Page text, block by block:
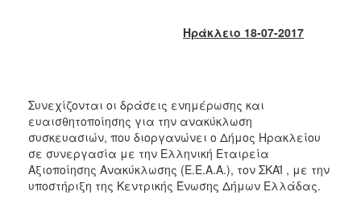
2012
2011
2010
2006
Ηράκλειο 18-07-2017
Συνεχίζονται οι δράσεις ενημέρωσης και
ευαισθητοποίησης για την ανακύκλωση
συσκευασιών, που διοργανώνει ο Δήμος Ηρακλείου
σε συνεργασία με την Ελληνική Εταιρεία
Αξιοποίησης Ανακύκλωσης (Ε.Ε.Α.Α.), τον ΣΚΑΪ , με την
υποστήριξη της Κεντρικής Ένωσης Δήμων Ελλάδας.